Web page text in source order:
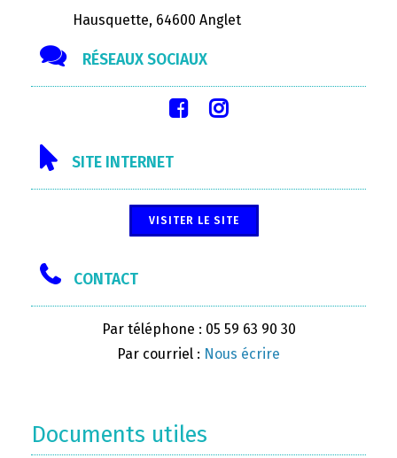
Hausquette, 64600 Anglet
RÉSEAUX SOCIAUX
SITE INTERNET
VISITER LE SITE
CONTACT
Par téléphone : 05 59 63 90 30
Par courriel : Nous écrire
Documents utiles